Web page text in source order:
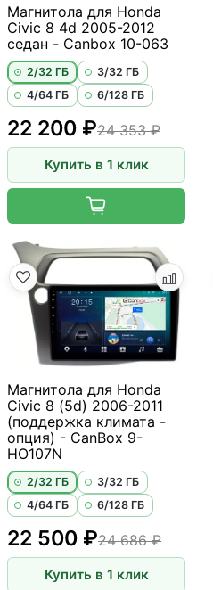
Магнитола для Honda
Civic 8 4d 2005-2012
седан - Canbox 10-063
2/32 ГБ
3/32 ГБ
4/64 ГБ
6/128 ГБ
22 200 ₽24 353 ₽
Купить в 1 клик
Магнитола для Honda
Civic 8 (5d) 2006-2011
(поддержка климата -
опция) - CanBox 9-
HO107N
2/32 ГБ
3/32 ГБ
4/64 ГБ
6/128 ГБ
22 500 ₽24 686 ₽
Купить в 1 клик